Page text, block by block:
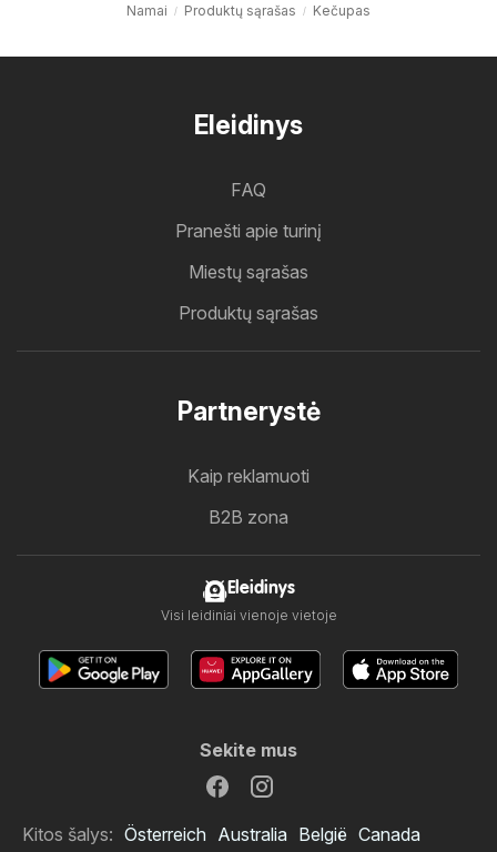
Namai Produktų sąrašas Kečupas
Eleidinys
FAQ
Pranešti apie turinį
Miestų sąrašas
Produktų sąrašas
Partnerystė
Kaip reklamuoti
B2B zona
Eleidinys
Visi leidiniai vienoje vietoje
Sekite mus
Kitos šalys: Österreich Australia België Canada